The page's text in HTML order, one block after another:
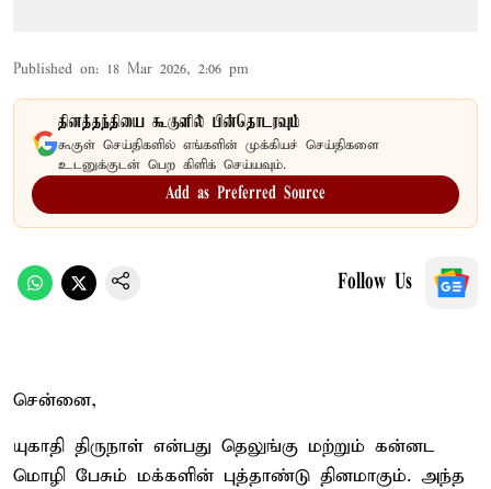
Published on: 18 Mar 2026, 2:06 pm
தினத்தந்தியை கூகுளில் பின்தொடரவும்
கூகுள் செய்திகளில் எங்களின் முக்கியச் செய்திகளை
உடனுக்குடன் பெற கிளிக் செய்யவும்.
Add as Preferred Source
Follow Us
சென்னை,
யுகாதி திருநாள் என்பது தெலுங்கு மற்றும் கன்னட
மொழி பேசும் மக்களின் புத்தாண்டு தினமாகும். அந்த